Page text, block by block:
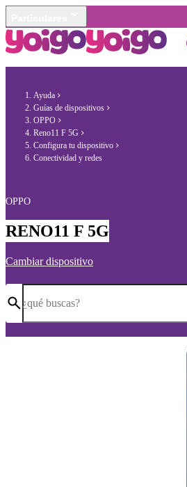
Ayuda
Guías de dispositivos
OPPO
Reno11 F 5G
Configura tu dispositivo
Conectividad y redes
OPPO
RENO11 F 5G
Cambiar dispositivo
¿qué buscas?